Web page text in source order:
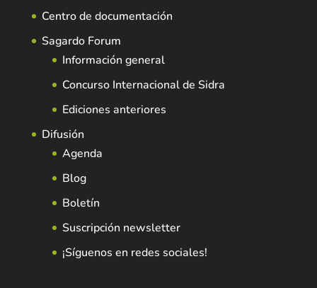
Centro de documentación
Sagardo Forum
Información general
Concurso Internacional de Sidra
Ediciones anteriores
Difusión
Agenda
Blog
Boletín
Suscripción newsletter
¡Síguenos en redes sociales!